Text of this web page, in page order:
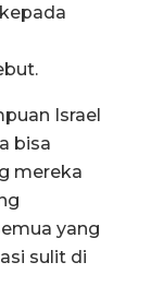
Israel
bisa
mereka
yang
sulit di